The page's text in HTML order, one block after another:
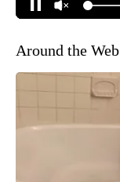
Around the Web